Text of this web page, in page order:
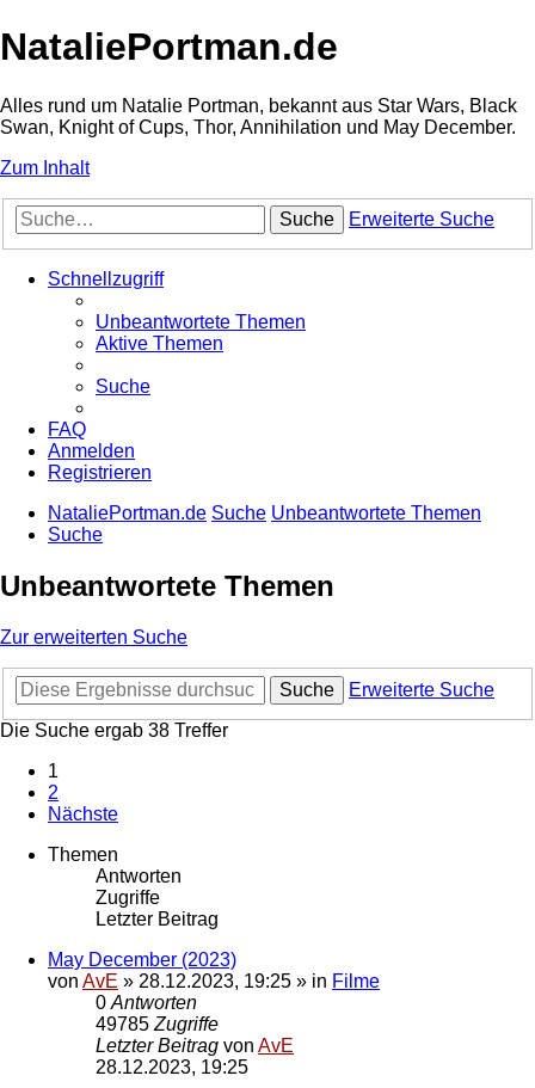
NataliePortman.de
Alles rund um Natalie Portman, bekannt aus Star Wars, Black
Swan, Knight of Cups, Thor, Annihilation und May December.
Zum Inhalt
Suche Erweiterte Suche
Schnellzugriff
Unbeantwortete Themen
Aktive Themen
Suche
FAQ
Anmelden
Registrieren
NataliePortman.de Suche Unbeantwortete Themen
Suche
Unbeantwortete Themen
Zur erweiterten Suche
Suche
Erweiterte Suche
Die Suche ergab 38 Treffer
1
2
Nächste
Themen
Antworten
Zugriffe
Letzter Beitrag
May December (2023)
von AvE » 28.12.2023, 19:25 » in Filme
0 Antworten
49785 Zugriffe
Letzter Beitrag von AvE
28.12.2023, 19:25